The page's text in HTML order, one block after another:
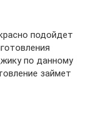
подойдет
по данному
займет